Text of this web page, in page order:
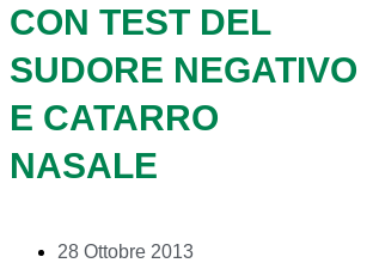
CON TEST DEL
SUDORE NEGATIVO
E CATARRO
NASALE
28 Ottobre 2013